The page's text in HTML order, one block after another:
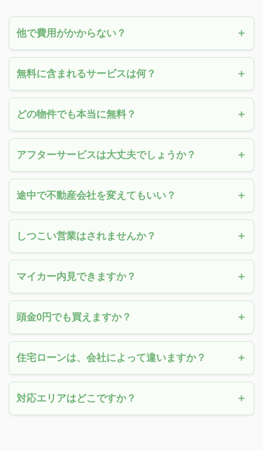
他で費用がかからない？
無料に含まれるサービスは何？
どの物件でも本当に無料？
アフターサービスは大丈夫でしょうか？
途中で不動産会社を変えてもいい？
しつこい営業はされませんか？
マイカー内見できますか？
頭金0円でも買えますか？
住宅ローンは、会社によって違いますか？
対応エリアはどこですか？